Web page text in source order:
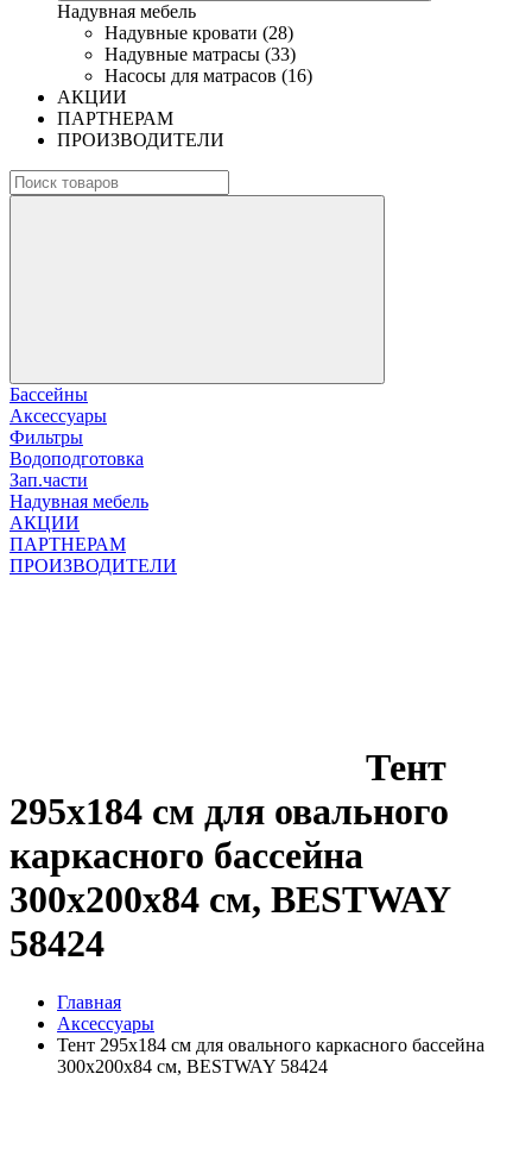
Надувная мебель
Надувные кровати (28)
Надувные матрасы (33)
Насосы для матрасов (16)
АКЦИИ
ПАРТНЕРАМ
ПРОИЗВОДИТЕЛИ
Бассейны
Аксессуары
Фильтры
Водоподготовка
Зап.части
Надувная мебель
АКЦИИ
ПАРТНЕРАМ
ПРОИЗВОДИТЕЛИ
Тент
295x184 см для овального
каркасного бассейна
300x200x84 см, BESTWAY
58424
Главная
Аксессуары
Тент 295x184 см для овального каркасного бассейна
300x200x84 см, BESTWAY 58424